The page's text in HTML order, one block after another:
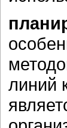
линий